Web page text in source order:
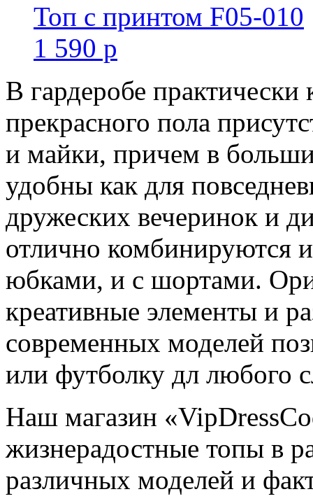
Топ с принтом F05-010
1 590 р
В гардеробе
прекрасного пола
и майки, причем в
удобны как для
дружеских вечеринок и
отлично комбинируются
юбками, и с шортами.
креативные элементы и
современных моделей
или футболку дл любого
Наш магазин
жизнерадостные топы в
различных моделей и